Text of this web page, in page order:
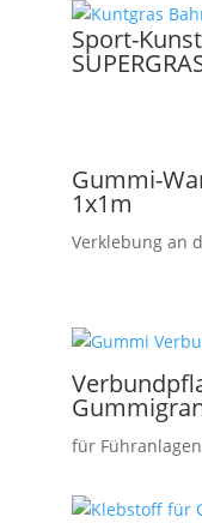
Sport-
Gummi-
1x1m
Verklebung an
für